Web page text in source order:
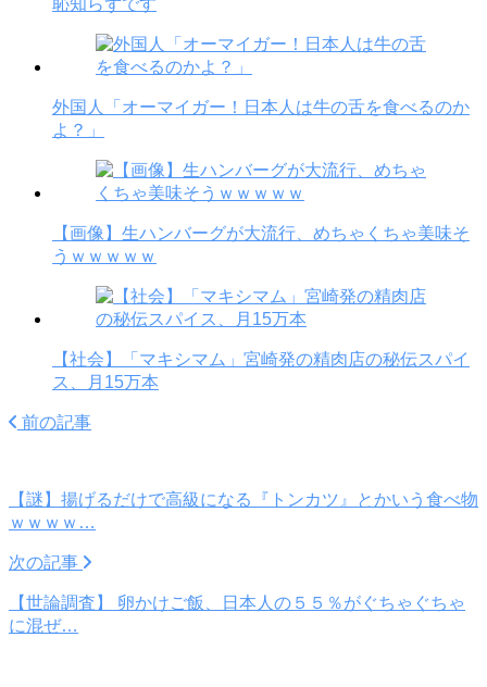
恥知らずです
外国人「オーマイガー！日本人は牛の舌を食べるのか
よ？」
【画像】生ハンバーグが大流行、めちゃくちゃ美味そ
うｗｗｗｗｗ
【社会】「マキシマム」宮崎発の精肉店の秘伝スパイ
ス、月15万本
前の記事
【謎】揚げるだけで高級になる『トンカツ』とかいう食べ物
ｗｗｗｗ…
次の記事
【世論調査】 卵かけご飯、日本人の５５％がぐちゃぐちゃ
に混ぜ…